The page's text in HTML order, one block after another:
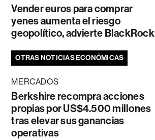
Vender euros para comprar
yenes aumenta el riesgo
geopolítico, advierte BlackRock
OTRAS NOTICIAS ECONÓMICAS
MERCADOS
Berkshire recompra acciones
propias por US$4.500 millones
tras elevar sus ganancias
operativas